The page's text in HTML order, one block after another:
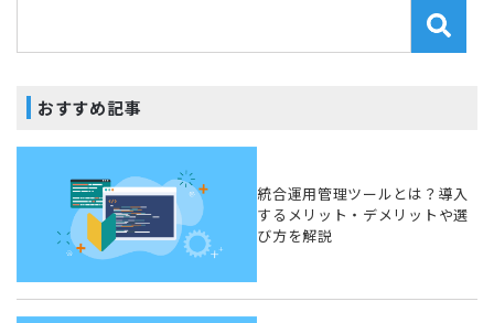
おすすめ記事
統合運用管理ツールとは？導入
するメリット・デメリットや選
び方を解説